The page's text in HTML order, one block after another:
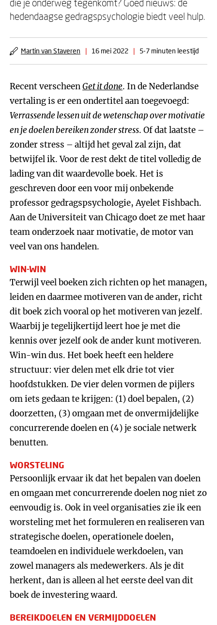
die je onderweg tegenkomt? Goed nieuws: de
hedendaagse gedragspsychologie biedt veel hulp.
Martin van Staveren | 16 mei 2022 | 5-7 minuten leestijd
Recent verscheenGet it done. In de Nederlandse
vertaling is er een ondertitel aan toegevoegd:
Verrassende lessen uit de wetenschap over motivatie
en je doelen bereiken zonder stress. Of dat laatste –
zonder stress – altijd het geval zal zijn, dat
betwijfel ik. Voor de rest dekt de titel volledig de
lading van dit waardevolle boek. Het is
geschreven door een voor mij onbekende
professor gedragspsychologie, Ayelet Fishbach.
Aan de Universiteit van Chicago doet ze met haar
team onderzoek naar motivatie, de motor van
veel van ons handelen.
WIN-WIN
Terwijl veel boeken zich richten op het managen,
leiden en daarmee motiveren van de ander, richt
dit boek zich vooral op het motiveren van jezelf.
Waarbij je tegelijkertijd leert hoe je met die
kennis over jezelf ook de ander kunt motiveren.
Win-win dus. Het boek heeft een heldere
structuur: vier delen met elk drie tot vier
hoofdstukken. De vier delen vormen de pijlers
om iets gedaan te krijgen: (1) doel bepalen, (2)
doorzetten, (3) omgaan met de onvermijdelijke
concurrerende doelen en (4) je sociale netwerk
benutten.
WORSTELING
Persoonlijk ervaar ik dat het bepalen van doelen
en omgaan met concurrerende doelen nog niet zo
eenvoudig is. Ook in veel organisaties zie ik een
worsteling met het formuleren en realiseren van
strategische doelen, operationele doelen,
teamdoelen en individuele werkdoelen, van
zowel managers als medewerkers. Als je dit
herkent, dan is alleen al het eerste deel van dit
boek de investering waard.
BEREIKDOELEN EN VERMIJDDOELEN